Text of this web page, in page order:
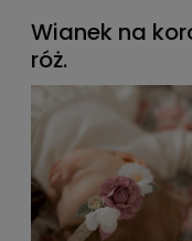
Wianek na
róż.